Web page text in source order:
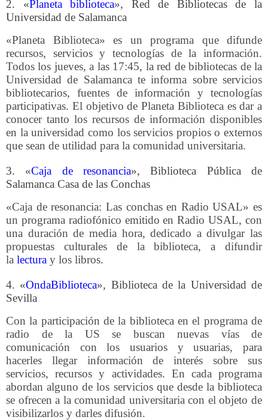
2. «Planeta biblioteca», Red de Bibliotecas de la
Universidad de Salamanca
«Planeta Biblioteca» es un programa que difunde
recursos, servicios y tecnologías de la información.
Todos los jueves, a las 17:45, la red de bibliotecas de la
Universidad de Salamanca te informa sobre servicios
bibliotecarios, fuentes de información y tecnologías
participativas. El objetivo de Planeta Biblioteca es dar a
conocer tanto los recursos de información disponibles
en la universidad como los servicios propios o externos
que sean de utilidad para la comunidad universitaria.
3. «Caja de resonancia», Biblioteca Pública de
Salamanca Casa de las Conchas
«Caja de resonancia: Las conchas en Radio USAL» es
un programa radiofónico emitido en Radio USAL, con
una duración de media hora, dedicado a divulgar las
propuestas culturales de la biblioteca, a difundir
la lectura y los libros.
4. «OndaBiblioteca», Biblioteca de la Universidad de
Sevilla
Con la participación de la biblioteca en el programa de
radio de la US se buscan nuevas vías de
comunicación con los usuarios y usuarias, para
hacerles llegar información de interés sobre sus
servicios, recursos y actividades. En cada programa
abordan alguno de los servicios que desde la biblioteca
se ofrecen a la comunidad universitaria con el objeto de
visibilizarlos y darles difusión.